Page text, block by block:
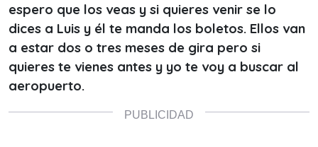
espero que los veas y si quieres venir se lo
dices a Luis y él te manda los boletos. Ellos van
a estar dos o tres meses de gira pero si
quieres te vienes antes y yo te voy a buscar al
aeropuerto.